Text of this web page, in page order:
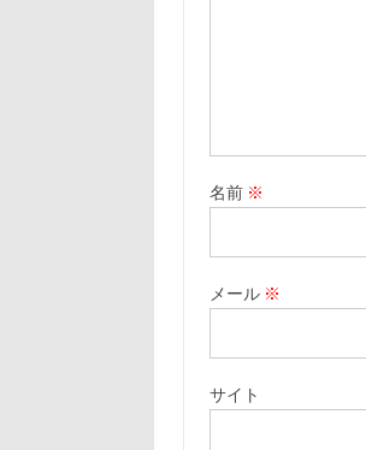
名前 ※
メール ※
サイト